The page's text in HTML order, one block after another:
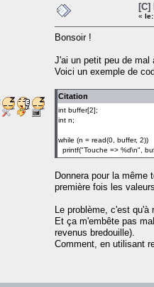
[C]
« le:
Bonsoir !
J'ai un petit peu de mal
Voici un exemple de
Citation
int buffer[2];
int n;
while (n = read(0, buffer, 2))
printf("Touche => %d\n",
Donnera pour la
première fois les
Le problème, c'est
Et ça m'embête pas
revenus bredouille).
Comment, en utilisant